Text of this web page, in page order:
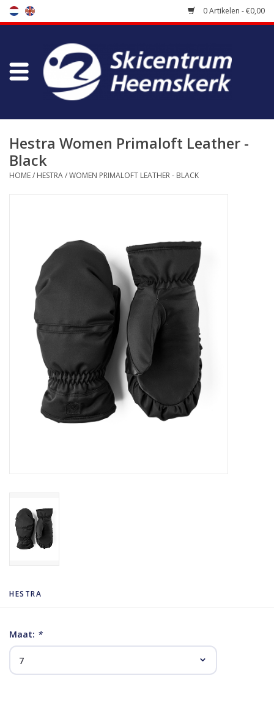
0 Artikelen - €0,00
Winkel
Bootfitting
Onderhoud
Koopgidsen
Skinext
Hestra Women Primaloft Leather -
Black
HOME/ HESTRA/WOMEN PRIMALOFT LEATHER - BLACK
HESTRA
Maat: *